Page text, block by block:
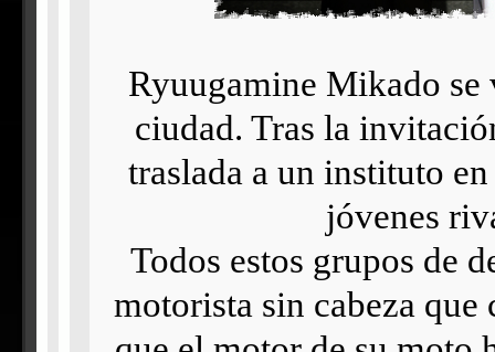
Ryuugamine Mikado se
ciudad. Tras la
traslada a un instituto
jóvenes
Todos estos grupos de
motorista sin cabeza